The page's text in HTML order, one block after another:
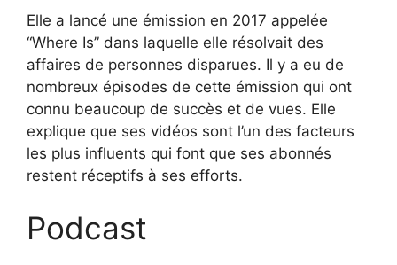
Elle a lancé une émission en 2017 appelée
“Where Is” dans laquelle elle résolvait des
affaires de personnes disparues. Il y a eu de
nombreux épisodes de cette émission qui ont
connu beaucoup de succès et de vues. Elle
explique que ses vidéos sont l’un des facteurs
les plus influents qui font que ses abonnés
restent réceptifs à ses efforts.
Podcast